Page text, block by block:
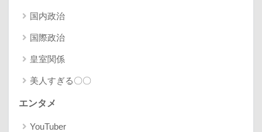
国内政治
国際政治
皇室関係
美人すぎる〇〇
エンタメ
YouTuber